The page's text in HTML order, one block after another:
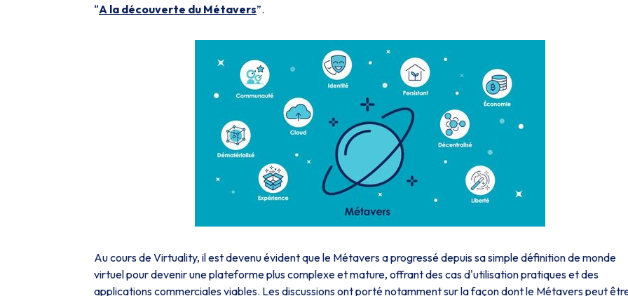
“A la découverte du Métavers”.
Au cours de Virtuality, il est devenu évident que le Métavers a progressé depuis sa simple définition de monde
virtuel pour devenir une plateforme plus complexe et mature, offrant des cas d'utilisation pratiques et des
applications commerciales viables. Les discussions ont porté notamment sur la façon dont le Métavers peut